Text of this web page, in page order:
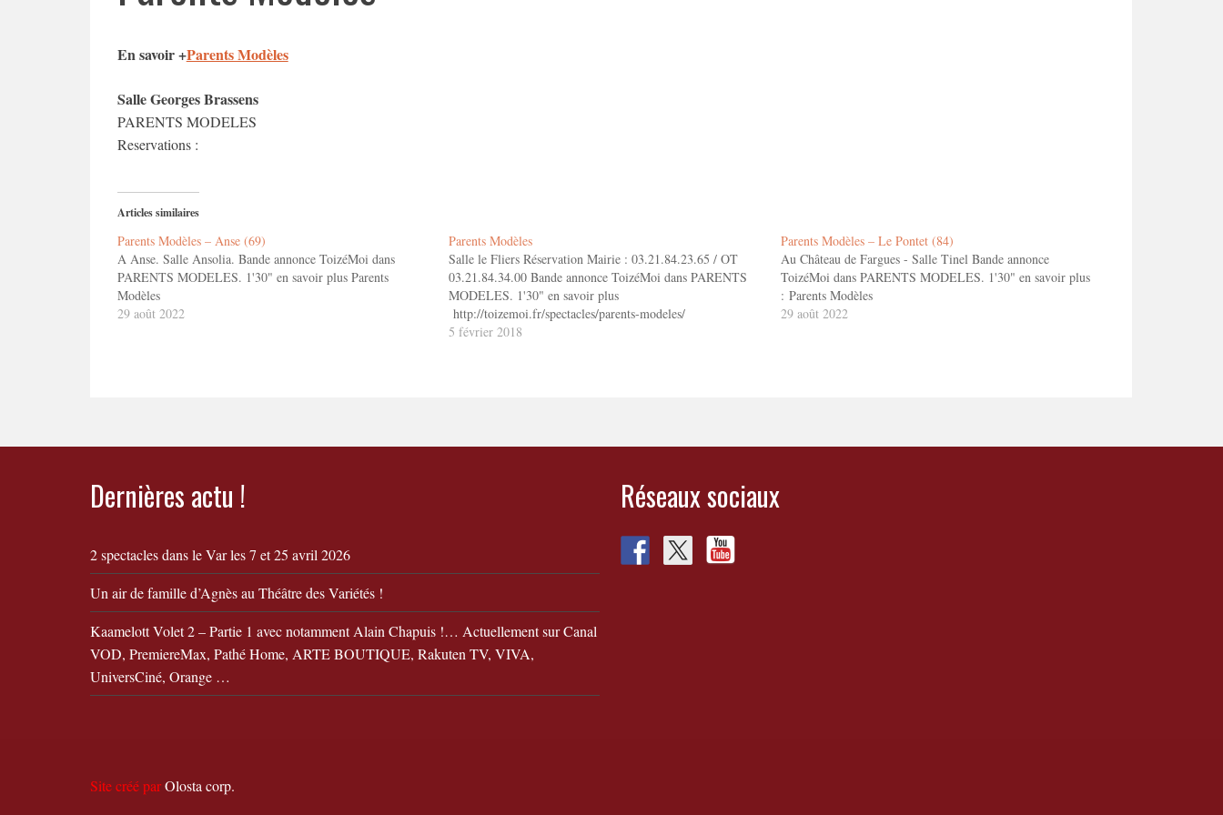
En savoir +Parents Modèles
Salle Georges Brassens
PARENTS MODELES
Reservations :
Articles similaires
Parents Modèles – Anse (69)
A Anse. Salle Ansolia. Bande annonce ToizéMoi dans
PARENTS MODELES. 1'30" en savoir plus Parents
Modèles
29 août 2022
Parents Modèles
Salle le Fliers Réservation Mairie : 03.21.84.23.65 / OT
03.21.84.34.00 Bande annonce ToizéMoi dans PARENTS
MODELES. 1'30" en savoir plus
http://toizemoi.fr/spectacles/parents-modeles/
5 février 2018
Parents Modèles – Le Pontet (84)
Au Château de Fargues - Salle Tinel Bande annonce
ToizéMoi dans PARENTS MODELES. 1'30" en savoir plus
: Parents Modèles
29 août 2022
Dernières actu !
2 spectacles dans le Var les 7 et 25 avril 2026
Un air de famille d’Agnès au Théâtre des Variétés !
Kaamelott Volet 2 – Partie 1 avec notamment Alain Chapuis !… Actuellement sur Canal
VOD, PremiereMax, Pathé Home, ARTE BOUTIQUE, Rakuten TV, VIVA,
UniversCiné, Orange …
Réseaux sociaux
Site créé parOlosta corp.